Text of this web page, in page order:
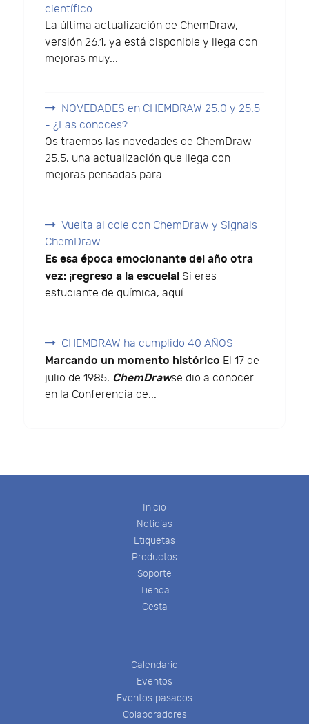
científico
La última actualización de ChemDraw,
versión 26.1, ya está disponible y llega con
mejoras muy...
NOVEDADES en CHEMDRAW 25.0 y 25.5
- ¿Las conoces?
Os traemos las novedades de ChemDraw
25.5, una actualización que llega con
mejoras pensadas para...
Vuelta al cole con ChemDraw y Signals
ChemDraw
Es esa época emocionante del año otra
vez: ¡regreso a la escuela! Si eres
estudiante de química, aquí...
CHEMDRAW ha cumplido 40 AÑOS
Marcando un momento histórico El 17 de
julio de 1985, ChemDrawse dio a conocer
en la Conferencia de...
Inicio
Noticias
Etiquetas
Productos
Soporte
Tienda
Cesta
Calendario
Eventos
Eventos pasados
Colaboradores